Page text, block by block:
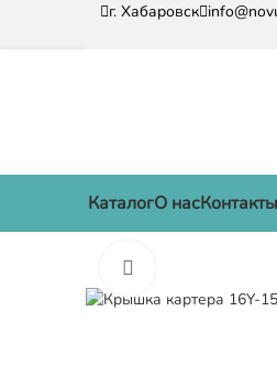
г. Хабаровск
КаталогО насКонтакты